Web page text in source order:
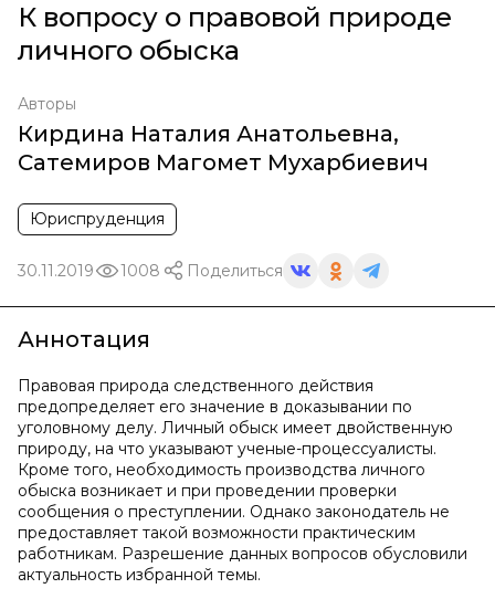
К вопросу о правовой природе
личного обыска
Авторы
Кирдина Наталия Анатольевна,
Сатемиров Магомет Мухарбиевич
Юриспруденция
30.11.2019 1008 Поделиться
Аннотация
Правовая природа следственного действия
предопределяет его значение в доказывании по
уголовному делу. Личный обыск имеет двойственную
природу, на что указывают ученые-процессуалисты.
Кроме того, необходимость производства личного
обыска возникает и при проведении проверки
сообщения о преступлении. Однако законодатель не
предоставляет такой возможности практическим
работникам. Разрешение данных вопросов обусловили
актуальность избранной темы.